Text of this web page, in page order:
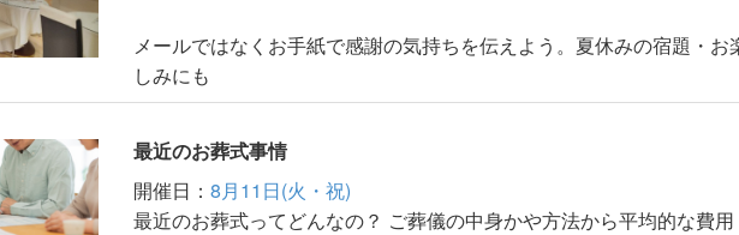
メールではなくお手紙で感謝の気持ちを伝えよう。夏休みの宿題・お
しみにも
最近のお葬式事情
開催日： 8月11日(火・祝)
最近のお葬式ってどんなの？ ご葬儀の中身かや方法から平均的な費用